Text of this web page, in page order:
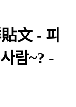
文 - 피
람~? -